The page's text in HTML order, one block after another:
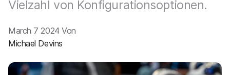
u
t
i
h
Vielzahl von Konfigurationsoptionen.
March 7 2024 Von
Michael Devins